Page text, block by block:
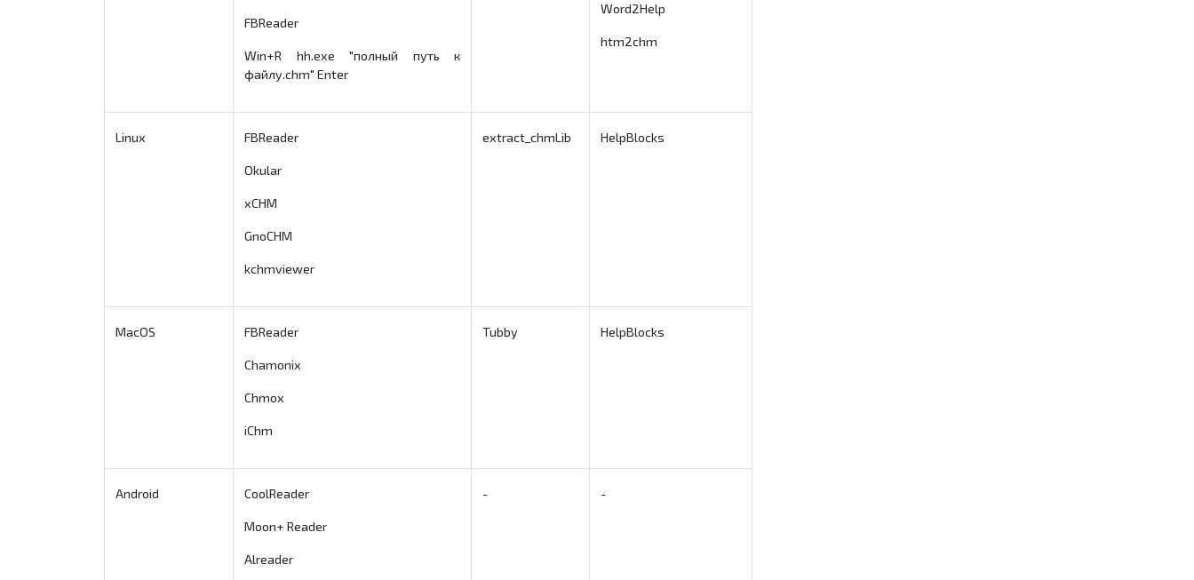
FBReader
Win+R hh.exe "полный путь к
файлу.chm" Enter
Word2Help
htm2chm
Linux FBReader
Okular
xCHM
GnoCHM
kchmviewer
extract_chmLib HelpBlocks
MacOS FBReader
Chamonix
Chmox
iChm
Tubby HelpBlocks
Android CoolReader
Moon+ Reader
Alreader
- -